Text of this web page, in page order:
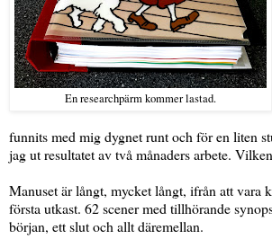
En researchpärm kommer lastad.
funnits med mig dygnet runt och för en liten
jag ut resultatet av två månaders arbete.
Manuset är långt, mycket långt, ifrån att vara
första utkast. 62 scener med tillhörande
början, ett slut och allt däremellan.